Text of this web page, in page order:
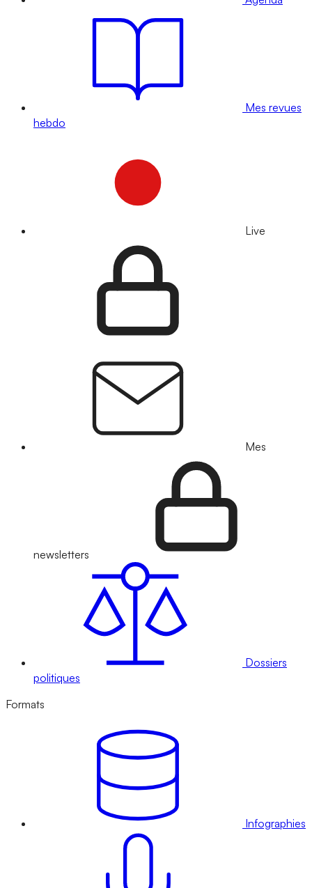
Mes revues
hebdo
Live
Mes
newsletters
Dossiers
politiques
Formats
Infographies